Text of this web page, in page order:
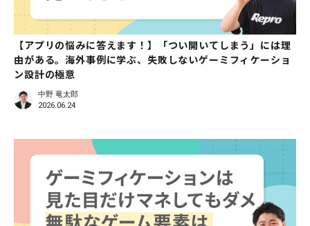
【アプリの悩みに答えます！】「つい開いてしまう」には理
由がある。海外事例に学ぶ、失敗しないゲーミフィケーショ
ン設計の極意
中野 竜太郎
2026.06.24